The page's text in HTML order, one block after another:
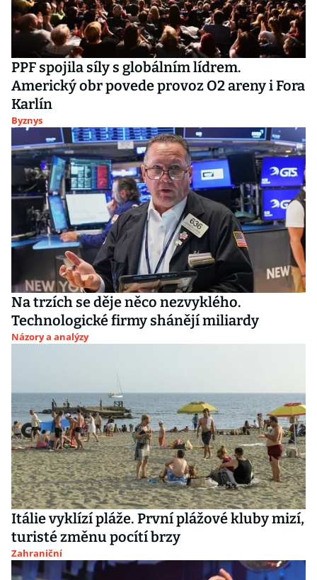
PPF spojila síly s globálním lídrem.
Americký obr povede provoz O2 areny i Fora
Karlín
Byznys
Na trzích se děje něco nezvyklého.
Technologické firmy shánějí miliardy
Názory a analýzy
Itálie vyklízí pláže. První plážové kluby mizí,
turisté změnu pocítí brzy
Zahraniční